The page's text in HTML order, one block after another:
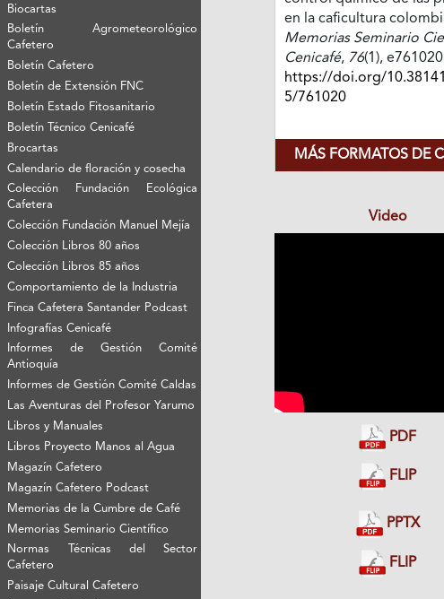
Biocartas
Boletín Agrometeorológico
Cafetero
Boletín Cafetero
Boletín de Extensión FNC
Boletín Estado Fitosanitario
Boletín Técnico Cenicafé
Brocartas
Calendario de floración y cosecha
Colección Fundación Ecológica
Cafetera
Colección Fundación Manuel Mejía
Colección Libros 80 años
Colección Libros 85 años
Comportamiento de la Industria
Finca Cafetera Santander Podcast
Infografías Cenicafé
Informes de Gestión Comité
Antioquía
Informes de Gestión Comité Caldas
Las Aventuras del Profesor Yarumo
Libros y Manuales
Libros Proyecto Manos al Agua
Magazín Cafetero
Magazín Cafetero Podcast
Memorias de la Cumbre de Café
Memorias Seminario Científico
Normas Técnicas del Sector
Cafetero
Paisaje Cultural Cafetero
en la caficultura
Memorias Seminario
Cenicafé, 76(1),
https://doi.org/
5/761020
MÁS FORMATOS DE
Video
PDF
FLIP
PPTX
FLIP